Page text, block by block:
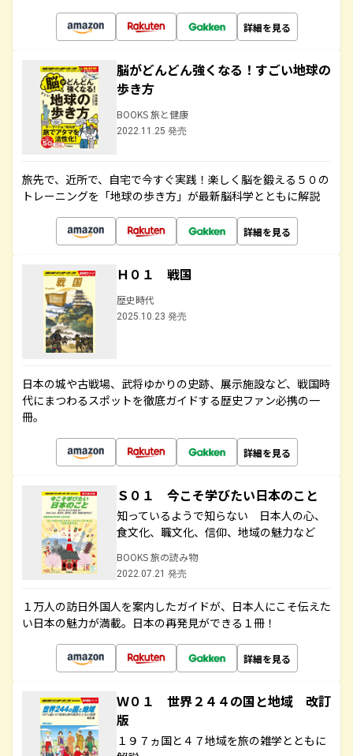
詳細を見る
脳がどんどん強くなる！すごい地球の
歩き方
BOOKS 旅と健康
2022.11.25 発売
旅先で、近所で、自宅で今すぐ実践！楽しく脳を鍛える５０の
トレーニングを「地球の歩き方」が最新脳科学とともに解説
詳細を見る
Ｈ０１ 戦国
歴史時代
2025.10.23 発売
日本の城や古戦場、武将ゆかりの史跡、展示施設など、戦国時
代にまつわるスポットを徹底ガイドする歴史ファン必携の一
冊。
詳細を見る
Ｓ０１ 今こそ学びたい日本のこと
知っているようで知らない 日本人の心、
食文化、職文化、信仰、地域の魅力など
BOOKS 旅の読み物
2022.07.21 発売
１万人の訪日外国人を案内したガイドが、日本人にこそ伝えた
い日本の魅力が満載。日本の再発見ができる１冊！
詳細を見る
Ｗ０１ 世界２４４の国と地域 改訂
版
１９７ヵ国と４７地域を旅の雑学とともに